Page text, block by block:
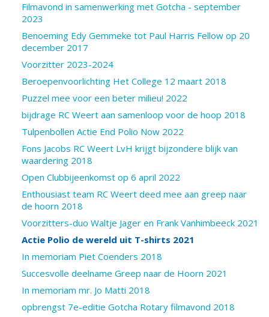
Filmavond in samenwerking met Gotcha - september
2023
Benoeming Edy Gemmeke tot Paul Harris Fellow op 20
december 2017
Voorzitter 2023-2024
Beroepenvoorlichting Het College 12 maart 2018
Puzzel mee voor een beter milieu! 2022
bijdrage RC Weert aan samenloop voor de hoop 2018
Tulpenbollen Actie End Polio Now 2022
Fons Jacobs RC Weert LvH krijgt bijzondere blijk van
waardering 2018
Open Clubbijeenkomst op 6 april 2022
Enthousiast team RC Weert deed mee aan greep naar
de hoorn 2018
Voorzitters-duo Waltje Jager en Frank Vanhimbeeck 2021
Actie Polio de wereld uit T-shirts 2021
In memoriam Piet Coenders 2018
Succesvolle deelname Greep naar de Hoorn 2021
In memoriam mr. Jo Matti 2018
opbrengst 7e-editie Gotcha Rotary filmavond 2018